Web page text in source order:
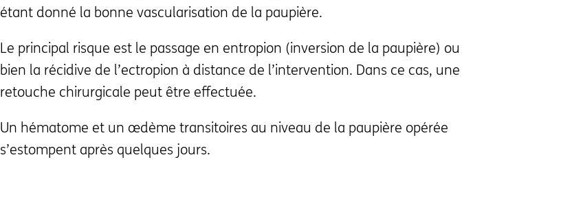
étant donné la bonne vascularisation de la paupière.
Le principal risque est le passage en entropion (inversion de la paupière) ou
bien la récidive de l’ectropion à distance de l’intervention. Dans ce cas, une
retouche chirurgicale peut être effectuée.
Un hématome et un œdème transitoires au niveau de la paupière opérée
s’estompent après quelques jours.